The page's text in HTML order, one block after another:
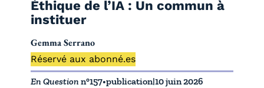
Éthique de l’IA : Un commun à
instituer
Gemma Serrano
Réservé aux abonné.es
En Question n°157•publication|10 juin 2026